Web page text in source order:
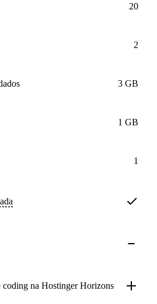
20
2
3 GB
1 GB
1
coding na Hostinger Horizons